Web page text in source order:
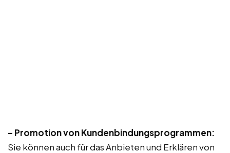
– Promotion von Kundenbindungsprogrammen:
Sie können auch für das Anbieten und Erklären von